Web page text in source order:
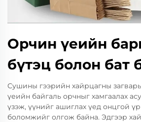
Орчин үеийн
бүтэц болон бат
Сушины гээрийн хайрцагны
үеийн байгаль орчныг хамгаалах
үзэж, үүнийг ашиглах үед онцгой үр
боломжийг олгож байна. Эдгээр